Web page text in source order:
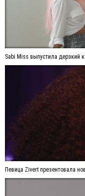
Sabi Miss выпустила дерзкий
Певица Zivert презентовала